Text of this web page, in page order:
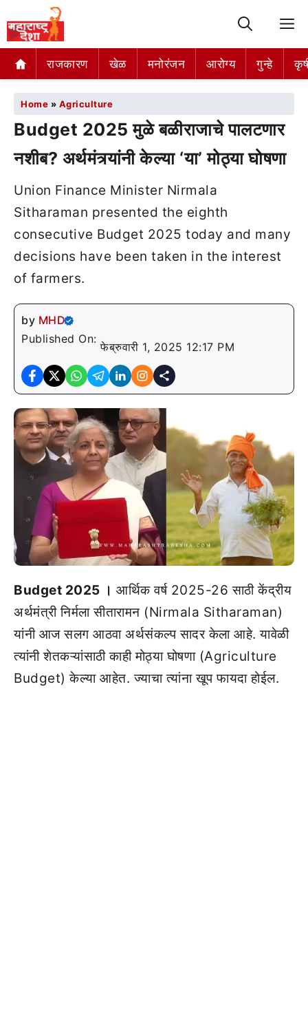
राजकारण खेळ मनोरंजन आरोग्य गुन्हे
Home » Agriculture
Budget 2025 मुळे बळीराजाचे पालटणार
नशीब? अर्थमंत्र्यांनी केल्या ‘या’ मोठ्या घोषणा
Union Finance Minister Nirmala
Sitharaman presented the eighth
consecutive Budget 2025 today and many
decisions have been taken in the interest
of farmers.
by MHD
Published On:
फेब्रुवारी 1, 2025 12:17 PM
Budget 2025 । आर्थिक वर्ष 2025-26 साठी केंद्रीय
अर्थमंत्री निर्मला सीतारामन (Nirmala Sitharaman)
यांनी आज सलग आठवा अर्थसंकल्प सादर केला आहे. यावेळी
त्यांनी शेतकऱ्यांसाठी काही मोठ्या घोषणा (Agriculture
Budget) केल्या आहेत. ज्याचा त्यांना खूप फायदा होईल.